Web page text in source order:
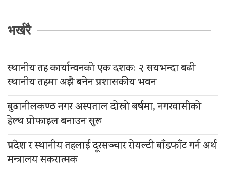
भर्खरै
स्थानीय तह कार्यान्वनको एक दशकः २ सयभन्दा बढी
स्थानीय तहमा अझै बनेन प्रशासकीय भवन
बुढानीलकण्ठ नगर अस्पताल दोस्रो बर्षमा, नगरवासीको
हेल्थ प्रोफाइल बनाउन सुरू
प्रदेश र स्थानीय तहलाई दूरसञ्चार रोयल्टी बाँडफाँट गर्न अर्थ
मन्त्रालय सकरात्मक